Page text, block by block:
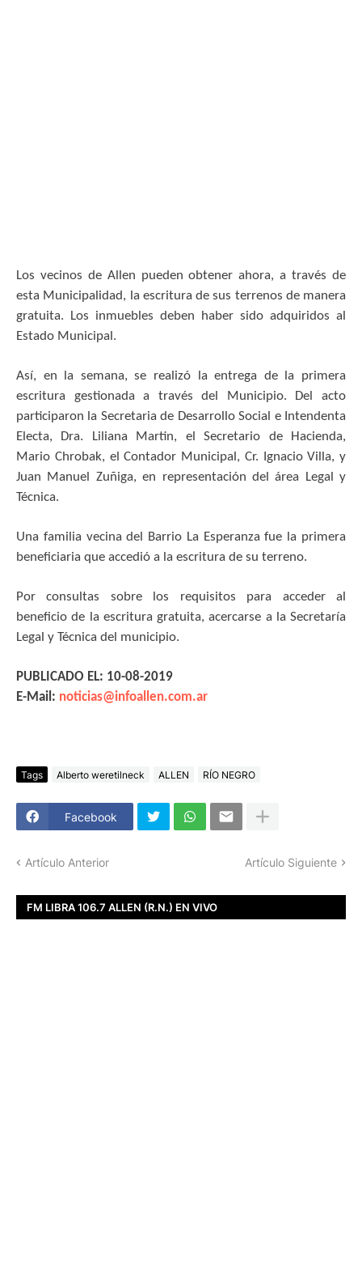
Los vecinos de Allen pueden obtener ahora, a través de
esta Municipalidad, la escritura de sus terrenos de manera
gratuita. Los inmuebles deben haber sido adquiridos al
Estado Municipal.
Así, en la semana, se realizó la entrega de la primera
escritura gestionada a través del Municipio. Del acto
participaron la Secretaria de Desarrollo Social e Intendenta
Electa, Dra. Liliana Martin, el Secretario de Hacienda,
Mario Chrobak, el Contador Municipal, Cr. Ignacio Villa, y
Juan Manuel Zuñiga, en representación del área Legal y
Técnica.
Una familia vecina del Barrio La Esperanza fue la primera
beneficiaria que accedió a la escritura de su terreno.
Por consultas sobre los requisitos para acceder al
beneficio de la escritura gratuita, acercarse a la Secretaría
Legal y Técnica del municipio.
PUBLICADO EL: 10-08-2019
E-Mail: noticias@infoallen.com.ar
Tags Alberto weretilneck ALLEN RÍO NEGRO
Facebook
Artículo Anterior Artículo Siguiente
FM LIBRA 106.7 ALLEN (R.N.) EN VIVO